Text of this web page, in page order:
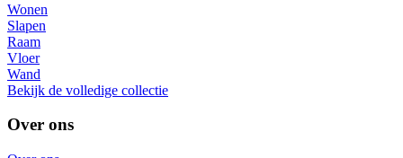
Wonen
Slapen
Raam
Vloer
Wand
Bekijk de volledige collectie
Over ons